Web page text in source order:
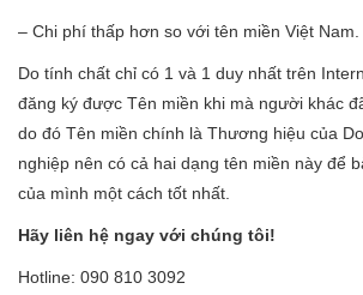
– Chi phí thấp hơn so với tên miền Việt Nam.
Do tính chất chỉ có 1 và 1 duy nhất trên
đăng ký được Tên miền khi mà người khác
do đó Tên miền chính là Thương hiệu của
nghiệp nên có cả hai dạng tên miền này để
của mình một cách tốt nhất.
Hãy liên hệ ngay với chúng tôi!
Hotline: 090 810 3092